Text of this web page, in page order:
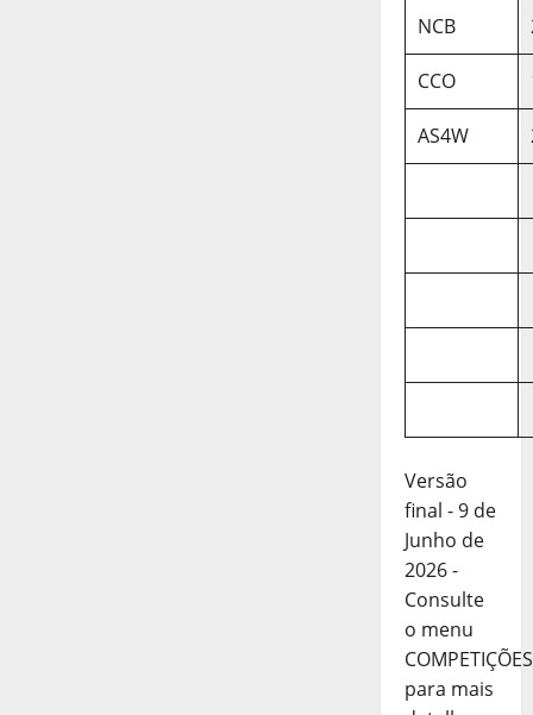
NCB
CCO
AS4W
Versão
final - 9 de
Junho de
2026 -
Consulte
o menu
COMPETIÇÕES
para mais